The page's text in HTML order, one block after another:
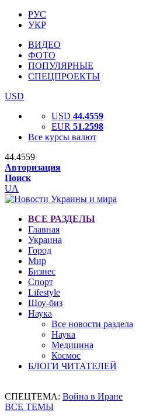
РУС
УКР
ВИДЕО
ФОТО
ПОПУЛЯРНЫЕ
СПЕЦПРОЕКТЫ
USD
USD 44.4559
EUR 51.2598
Все курсы валют
44.4559
Авторизация
Поиск
UA
ВСЕ РАЗДЕЛЫ
Главная
Украина
Город
Мир
Бизнес
Спорт
Lifestyle
Шоу-биз
Наука
Все новости раздела
Наука
Медицина
Космос
БЛОГИ ЧИТАТЕЛЕЙ
СПЕЦТЕМА: Война в Иране
ВСЕ ТЕМЫ